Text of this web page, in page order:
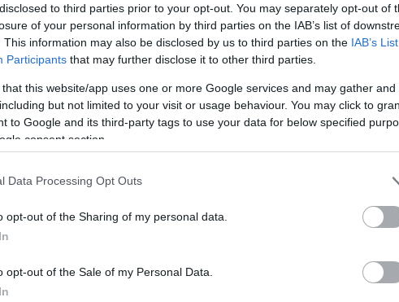
to third parties prior to your opt-out. You may separately opt-out of
of your personal information by third parties on the IAB’s list of
This information may also be disclosed by us to third parties on the IAB’s
Participants that may further disclose it to other third parties.
that this website/app uses one or more Google services and may gather and
but not limited to your visit or usage behaviour. You may click to
to Google and its third-party tags to use your data for below specified
consent section.
Data Processing Opt Outs
opt-out of the Sharing of my personal data.
opt-out of the Sale of my Personal Data.
bizonygatni akarja, hogy a NATO-
küldött fegyvert, illetve az Európai Unió
támogatást megszolgálja. Ez lehet az egyik
orosz atomcsapás miatti ukrán részről indult,
továbbá a Donyec-medence
minden eddiginél erőteljesebb,
támadásoknak.
légierő által július 9-indított SZ-200-as
irányoztak, másik kettőt a Kalugai terület
be oroszországi hírügynökségek a
kétszer két rakétáról szól, abban azonban
megsemmisítették, illetve
Az orosz hadsereg vezérkari
a